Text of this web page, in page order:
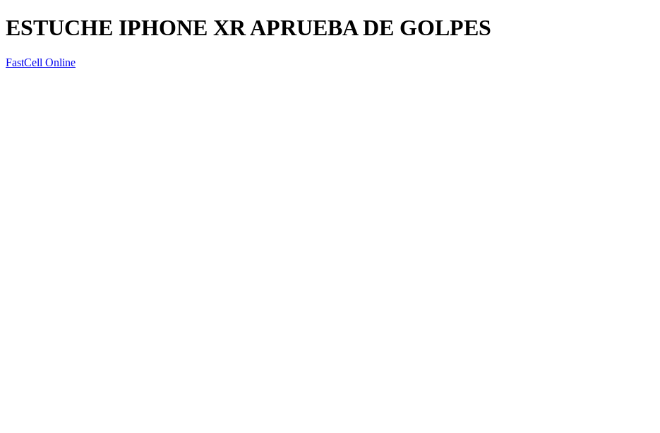
ESTUCHE IPHONE XR APRUEBA DE GOLPES
FastCell Online